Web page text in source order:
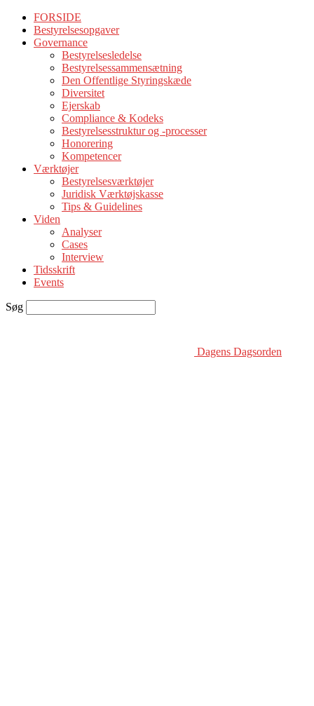
FORSIDE
Bestyrelsesopgaver
Governance
Bestyrelsesledelse
Bestyrelsessammensætning
Den Offentlige Styringskæde
Diversitet
Ejerskab
Compliance & Kodeks
Bestyrelsesstruktur og -processer
Honorering
Kompetencer
Værktøjer
Bestyrelsesværktøjer
Juridisk Værktøjskasse
Tips & Guidelines
Viden
Analyser
Cases
Interview
Tidsskrift
Events
Søg
Dagens Dagsorden